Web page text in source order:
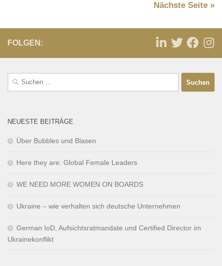
Nächste Seite »
FOLGEN:
NEUESTE BEITRÄGE
Über Bubbles und Blasen
Here they are: Global Female Leaders
WE NEED MORE WOMEN ON BOARDS
Ukraine – wie verhalten sich deutsche Unternehmen
German IoD, Aufsichtsratmandate und Certified Director im
Ukrainekonflikt